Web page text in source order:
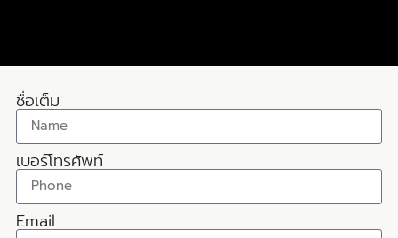
ชื่อเต็ม
เบอร์โทรศัพท์
Email